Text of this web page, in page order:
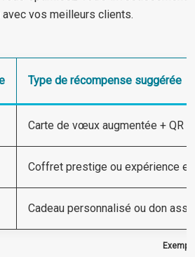
vos meilleurs clients.
Type de récompense suggérée
Carte de vœux augmentée + QR
Coffret prestige ou expérience
Cadeau personnalisé ou don